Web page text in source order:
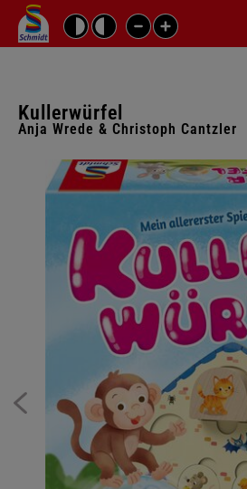
Kullerwürfel
Anja Wrede & Christoph Cantzler
Galerie
überspringen